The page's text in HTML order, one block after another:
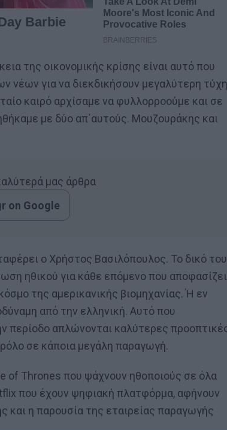
της οικονομικής κρίσης είναι αυτό που
νέων για να διεκδικήσουν μεγαλύτερη τύχη
καιρό αρχίσαμε να φυλλορροούμε και σε
με δύο απ΄αυτούς. Μουζουράκης και
μας άρθρα
on Google
ο Χρήστος Βασιλόπουλος. Το δικό του
ηθικού για κάθε επόμενο που αποφασίζει
της αμερικανικής βιομηχανίας. Ή εν
από την ελληνική. Αυτό που
περίοδο απλώνονται καλύτερες
σε κάποια μεγάλη παραγωγή.
of Thrones που ψάχνουν ηθοποιούς σε όλα
που έχουν ψηφιακή πλατφόρμα, αφήνουν
και η παρουσία της εταιρείας παραγωγής